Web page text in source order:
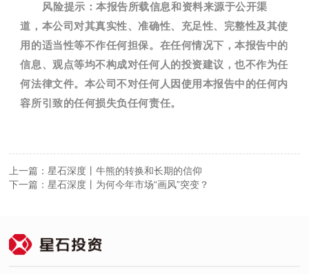
风险提示：本报告所载信息和资料来源于公开渠
道，本公司对其真实性、准确性、充足性、完整性及其使
用的适当性等不作任何担保。在任何情况下，本报告中的
信息、观点等均不构成对任何人的投资建议，也不作为任
何法律文件。本公司不对任何人因使用本报告中的任何内
容所引致的任何损失负任何责任。
上一篇：星石深度丨牛熊的转换和长期的信仰
下一篇：星石深度丨为何今年市场“画风”突变？